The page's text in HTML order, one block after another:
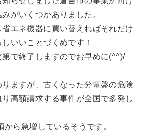
がいくつかありました。
エネ機器に買い替えればそれだけ
いいことづくめです！
で終了しますのでお早めに(^^)/
ますが、古くなった分電盤の危険
高額請求する事件が全国で多発し
から急増しているそうです。